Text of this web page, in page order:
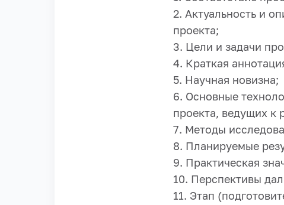
2. Актуальность и
проекта;
3. Цели и задачи
4. Краткая
5. Научная новизна;
6. Основные
проекта, ведущих к
7. Методы
8. Планируемые
9. Практическая
10. Перспективы
11. Этап